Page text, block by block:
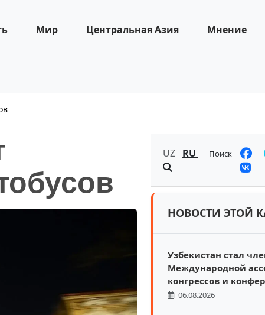
Мир Центральная Азия Мнение
UZ RU Поиск
НОВОСТИ ЭТОЙ
Узбекистан стал
Международной
конгрессов и
06.08.2026